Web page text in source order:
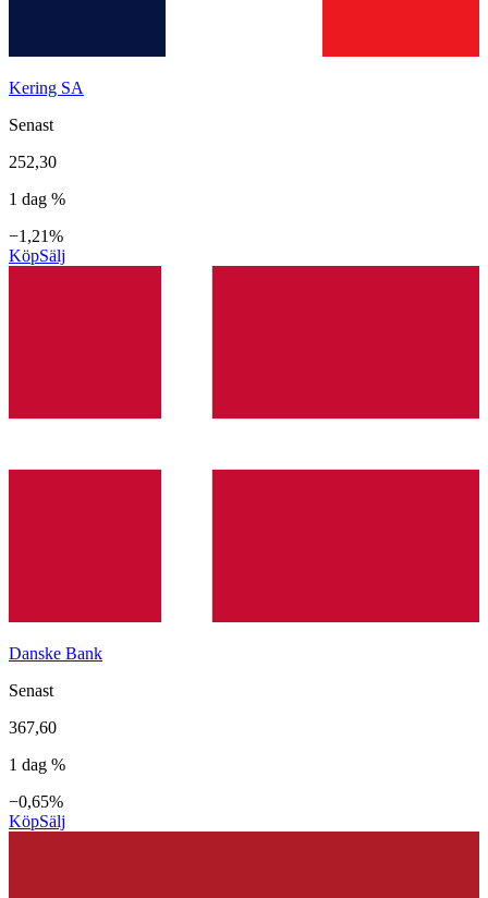
Kering SA
Senast
252,30
1 dag %
−1,21%
KöpSälj
Danske Bank
Senast
367,60
1 dag %
−0,65%
KöpSälj